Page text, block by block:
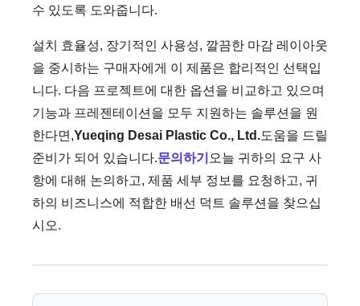
수 있도록 도와줍니다.
설치 효율성, 장기적인 사용성, 깔끔한 마감 레이아웃
을 중시하는 구매자에게 이 제품은 합리적인 선택입
니다. 다음 프로젝트에 대한 옵션을 비교하고 있으며
기능과 프레젠테이션을 모두 지원하는 솔루션을 원
한다면,Yueqing Desai Plastic Co., Ltd.도움을 드릴
준비가 되어 있습니다.문의하기 오늘 귀하의 요구 사
항에 대해 논의하고, 제품 세부 정보를 요청하고, 귀
하의 비즈니스에 적합한 배선 덕트 솔루션을 찾으십
시오.